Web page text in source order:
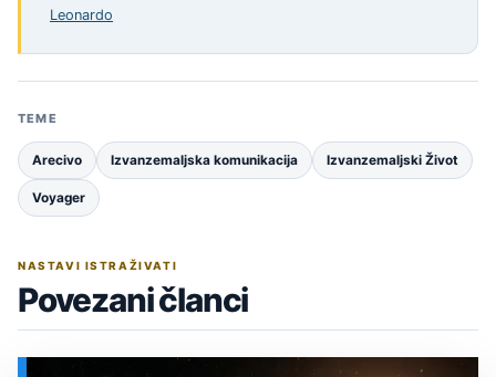
Leonardo
TEME
Arecivo Izvanzemaljska komunikacija Izvanzemaljski Život
Voyager
NASTAVI ISTRAŽIVATI
Povezani članci